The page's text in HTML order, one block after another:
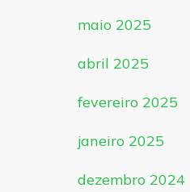
maio 2025
abril 2025
fevereiro 2025
janeiro 2025
dezembro 2024